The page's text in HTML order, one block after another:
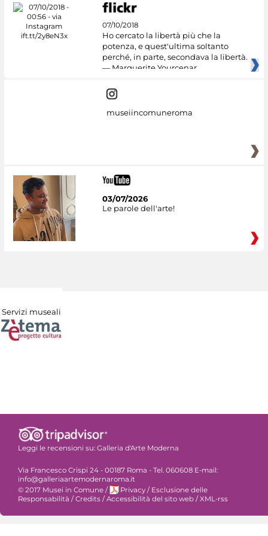
07/10/2018
Ho cercato la libertà più che la
potenza, e quest'ultima soltanto
perché, in parte, secondava la libertà.
— Marguerite Yourcenar
museiincomuneroma
03/07/2026
Le parole dell'arte!
Servizi museali
Leggi le recensioni su: Galleria d'Arte Moderna
Via Francesco Crispi 24 - 00187 Roma - Tel. 060608 E-mail:
info@galleriaartemodernaroma.it
© 2017 Musei in Comune / Privacy / Esclusione delle
Responsabilità / Credits / Accessibilità del sito web / XML-rss